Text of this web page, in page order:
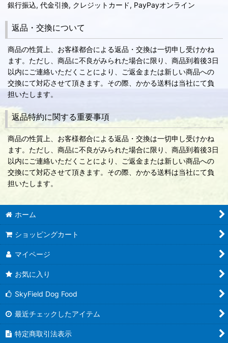
銀行振込, 代金引換, クレジットカード, PayPayオンライン
返品・交換について
商品の性質上、お客様都合による返品・交換は一切申し受けかね
ます。ただし、商品に不良がみられた場合に限り、商品到着後3日
以内にご連絡いただくことにより、ご返金または新しい商品への
交換にて対応させて頂きます。その際、かかる送料は当社にて負
担いたします。
返品特約に関する重要事項
商品の性質上、お客様都合による返品・交換は一切申し受けかね
ます。ただし、商品に不良がみられた場合に限り、商品到着後3日
以内にご連絡いただくことにより、ご返金または新しい商品への
交換にて対応させて頂きます。その際、かかる送料は当社にて負
担いたします。
ホーム
ショッピングカート
マイページ
お気に入り
SkyField Dog Food
最近チェックしたアイテム
特定商取引法表示